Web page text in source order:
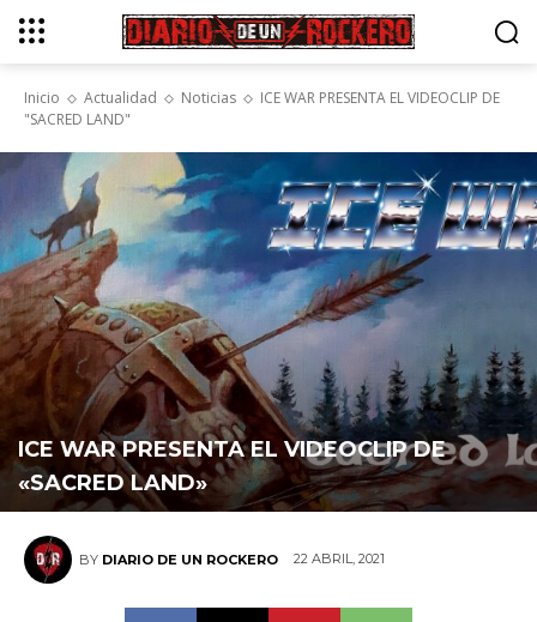
Inicio Actualidad Noticias
ICE WAR PRESENTA EL VIDEOCLIP DE
"SACRED LAND"
ICE WAR PRESENTA EL VIDEOCLIP DE
«SACRED LAND»
BY DIARIO DE UN ROCKERO 22 ABRIL, 2021